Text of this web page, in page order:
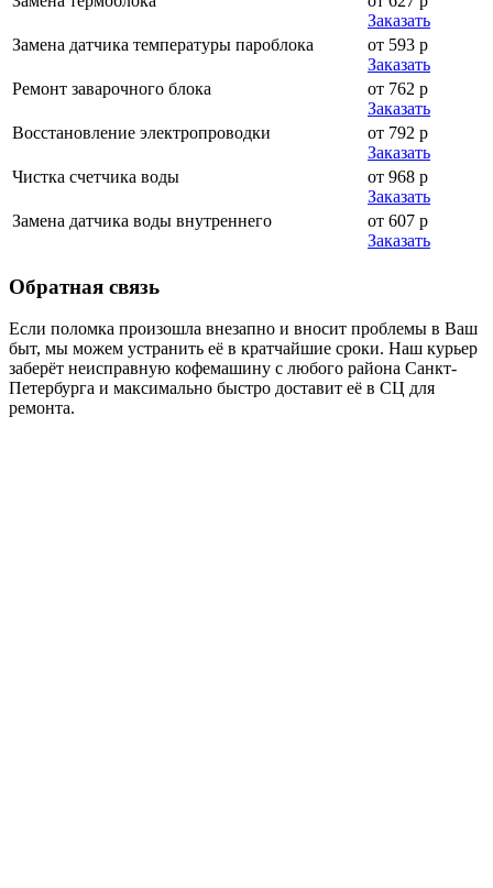
Заказать
Замена датчика температуры пароблока
от 593 р
Заказать
Ремонт заварочного блока
от 762 р
Заказать
Восстановление электропроводки
от 792 р
Заказать
Чистка счетчика воды
от 968 р
Заказать
Замена датчика воды внутреннего
от 607 р
Заказать
Обратная связь
Если поломка произошла внезапно и вносит проблемы в Ваш
быт, мы можем устранить её в кратчайшие сроки. Наш курьер
заберёт неисправную кофемашину с любого района Санкт-
Петербурга и максимально быстро доставит её в СЦ для
ремонта.